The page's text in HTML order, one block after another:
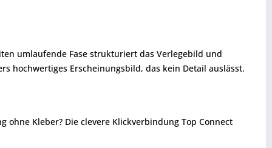
umlaufende Fase strukturiert das Verlegebild und
hochwertiges Erscheinungsbild, das kein Detail auslässt.
Kleber? Die clevere Klickverbindung Top Connect